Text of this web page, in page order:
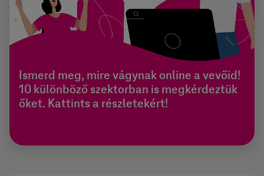
Ismerd meg, mire vágynak online a vevőid!
10 különböző szektorban is megkérdeztük
őket. Kattints a részletekért!